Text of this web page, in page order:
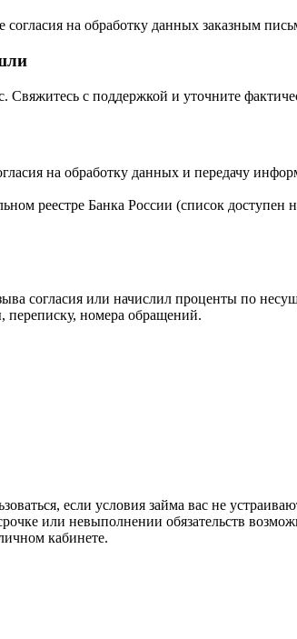
на обработку данных заказным
Свяжитесь с поддержкой и уточните
на обработку данных и передачу
реестре Банка России (список доступен
согласия или начислил проценты по
переписку, номера обращений.
если условия займа вас не
или невыполнении обязательств
кабинете.